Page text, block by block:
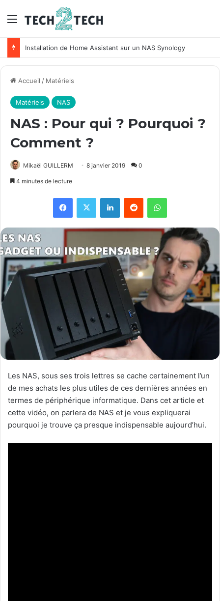
Menu
Accueil / Matériels
Matériels NAS
NAS : Pour qui ? Pourquoi ?
Comment ?
Mikaël GUILLERM 8 janvier 2019 0
4 minutes de lecture
Facebook
X LinkedinReddit WhatsApp
Les NAS, sous ses trois lettres se cache certainement l’un
de mes achats les plus utiles de ces dernières années en
termes de périphérique informatique. Dans cet article et
cette vidéo, on parlera de NAS et je vous expliquerai
pourquoi je trouve ça presque indispensable aujourd’hui.